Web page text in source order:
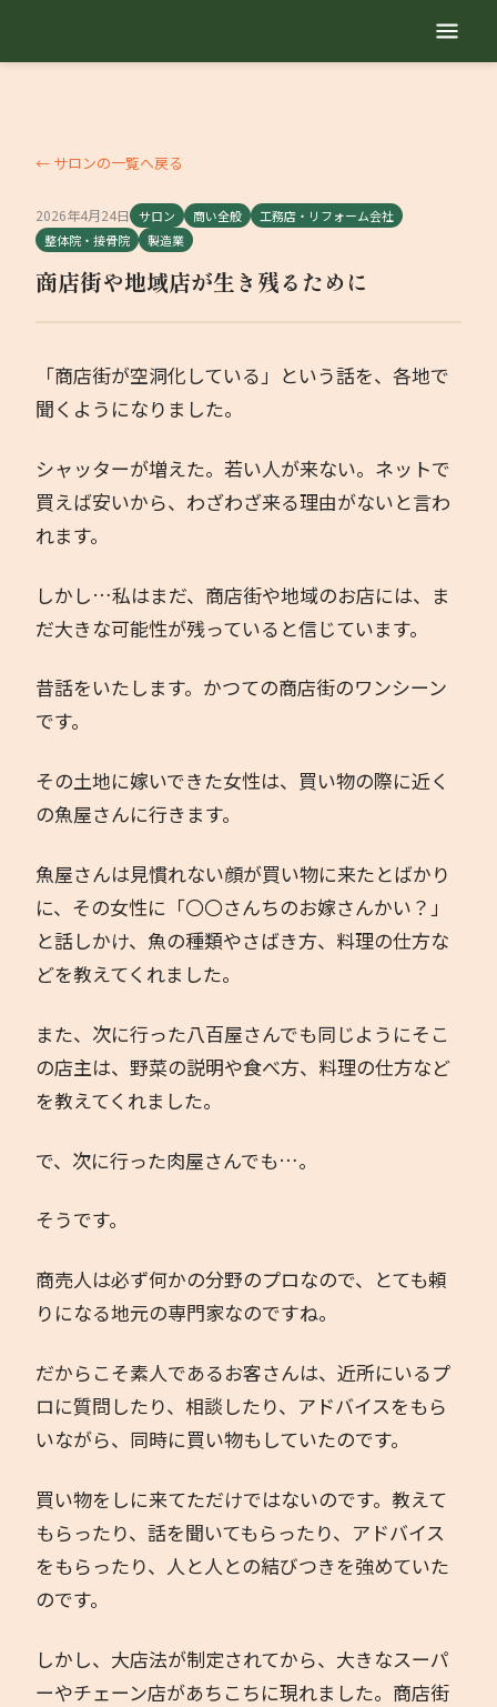
自己紹介
サービス内容
地域繁盛診断
勉強会
業種別コラム
著書
お問い合わせ
← サロンの一覧へ戻る
2026年4月24日 サロン 商い全般
工務店・リフォーム会社
整体院・接骨院
製造業
商店街や地域店が生き残るために
「商店街が空洞化している」という話を、各地で
聞くようになりました。
シャッターが増えた。若い人が来ない。ネットで
買えば安いから、わざわざ来る理由がないと言わ
れます。
しかし…私はまだ、商店街や地域のお店には、ま
だ大きな可能性が残っていると信じています。
昔話をいたします。かつての商店街のワンシーン
です。
その土地に嫁いできた女性は、買い物の際に近く
の魚屋さんに行きます。
魚屋さんは見慣れない顔が買い物に来たとばかり
に、その女性に「〇〇さんちのお嫁さんかい？」
と話しかけ、魚の種類やさばき方、料理の仕方な
どを教えてくれました。
また、次に行った八百屋さんでも同じようにそこ
の店主は、野菜の説明や食べ方、料理の仕方など
を教えてくれました。
で、次に行った肉屋さんでも…。
そうです。
商売人は必ず何かの分野のプロなので、とても頼
りになる地元の専門家なのですね。
だからこそ素人であるお客さんは、近所にいるプ
ロに質問したり、相談したり、アドバイスをもら
いながら、同時に買い物もしていたのです。
買い物をしに来てただけではないのです。教えて
もらったり、話を聞いてもらったり、アドバイス
をもらったり、人と人との結びつきを強めていた
のです。
しかし、大店法が制定されてから、大きなスーパ
ーやチェーン店があちこちに現れました。商店街